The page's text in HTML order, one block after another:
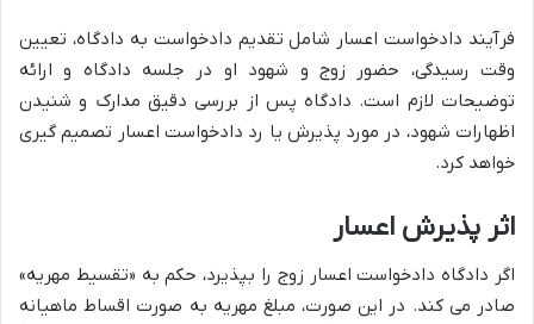
فرآیند دادخواست اعسار شامل تقدیم دادخواست به دادگاه، تعیین
وقت رسیدگی، حضور زوج و شهود او در جلسه دادگاه و ارائه
توضیحات لازم است. دادگاه پس از بررسی دقیق مدارک و شنیدن
اظهارات شهود، در مورد پذیرش یا رد دادخواست اعسار تصمیم گیری
خواهد کرد.
اثر پذیرش اعسار
اگر دادگاه دادخواست اعسار زوج را بپذیرد، حکم به «تقسیط مهریه»
صادر می کند. در این صورت، مبلغ مهریه به صورت اقساط ماهیانه